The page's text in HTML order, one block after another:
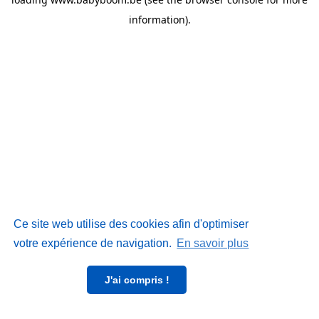
Ce site web utilise des cookies afin d'optimiser
votre expérience de navigation. En savoir plus
J'ai compris !
information).